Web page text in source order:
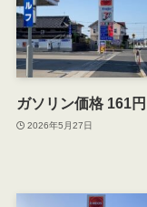
ガソリン価格 161円
2026年5月27日